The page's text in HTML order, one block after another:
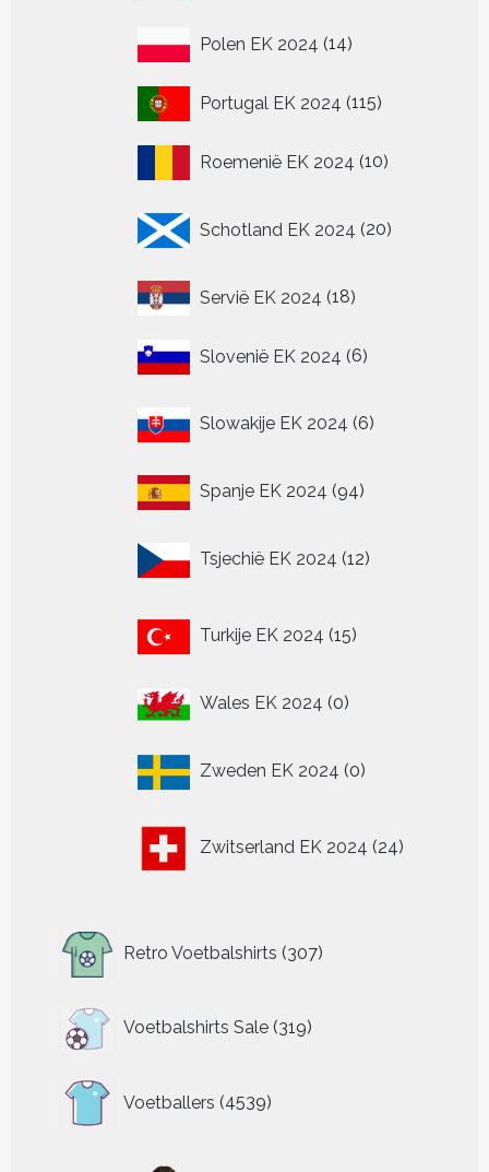
Polen EK 2024 1414
Portugal EK 2024 115115
Roemenië EK 2024 1010
Schotland EK 2024 20
producten
Servië EK 2024 1818
Slovenië EK 2024 66
Slowakije EK 2024 6
producten
Spanje EK 2024 9494
Tsjechië EK 2024 12
producten
Turkije EK 2024 15
producten
Wales EK 2024 00
Zweden EK 2024 0
producten
Zwitserland EK 2024 24
producten
Retro Voetbalshirts 307
producten
Voetbalshirts Sale 319
319
Voetballers 4539
producten